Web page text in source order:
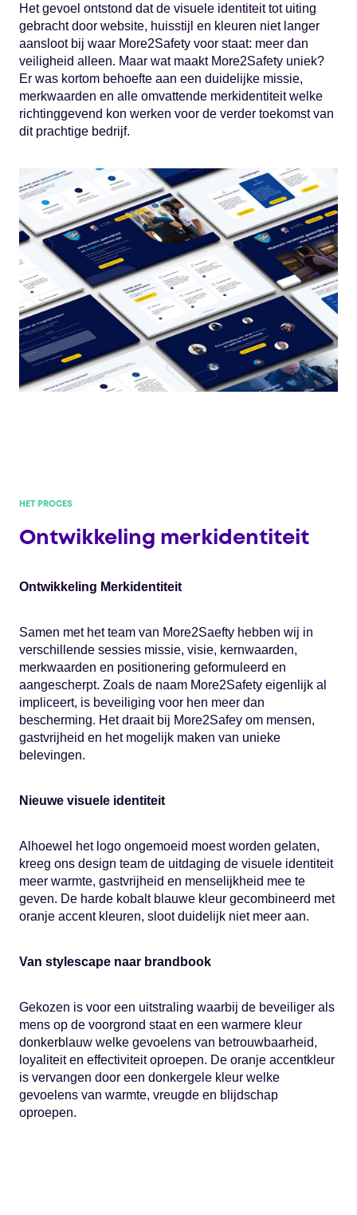
Het gevoel ontstond dat de visuele identiteit tot uiting
gebracht door website, huisstijl en kleuren niet langer
aansloot bij waar More2Safety voor staat: meer dan
veiligheid alleen. Maar wat maakt More2Safety uniek?
Er was kortom behoefte aan een duidelijke missie,
merkwaarden en alle omvattende merkidentiteit welke
richtinggevend kon werken voor de verder toekomst van
dit prachtige bedrijf.
HET PROCES
Ontwikkeling merkidentiteit
Ontwikkeling Merkidentiteit
Samen met het team van More2Saefty hebben wij in
verschillende sessies missie, visie, kernwaarden,
merkwaarden en positionering geformuleerd en
aangescherpt. Zoals de naam More2Safety eigenlijk al
impliceert, is beveiliging voor hen meer dan
bescherming. Het draait bij More2Safey om mensen,
gastvrijheid en het mogelijk maken van unieke
belevingen.
Nieuwe visuele identiteit
Alhoewel het logo ongemoeid moest worden gelaten,
kreeg ons design team de uitdaging de visuele identiteit
meer warmte, gastvrijheid en menselijkheid mee te
geven. De harde kobalt blauwe kleur gecombineerd met
oranje accent kleuren, sloot duidelijk niet meer aan.
Van stylescape naar brandbook
Gekozen is voor een uitstraling waarbij de beveiliger als
mens op de voorgrond staat en een warmere kleur
donkerblauw welke gevoelens van betrouwbaarheid,
loyaliteit en effectiviteit oproepen. De oranje accentkleur
is vervangen door een donkergele kleur welke
gevoelens van warmte, vreugde en blijdschap
oproepen.